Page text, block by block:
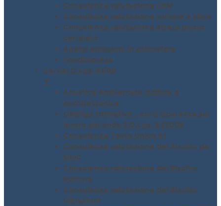
Consulenza valutazione CEM
Consulenza valutazione rumore e vibro
Consulenza valutazione stress lavoro
correlato
Analisi emissioni in atmosfera
Fondimpresa
Servizi D.Lgs. 81/08
▼
Acustica Ambientale, Edilizia e
Architettonica
Obbligo formativo – corsi sicurezza sul
lavoro secondo il D.Lgs. 81/2008
Consulenza Testo Unico 81
Consulenza valutazione del Rischio da
MMC
Consulenza valutazione del Rischio
Rumore
Consulenza valutazione del Rischio
Vibrazioni